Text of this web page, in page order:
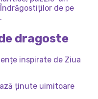
de pe
dragoste
inspirate de Ziua
ținute uimitoare